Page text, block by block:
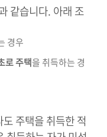
같습니다. 아래 조
경우
로 주택을 취득하는 경
주택을 취득한 적